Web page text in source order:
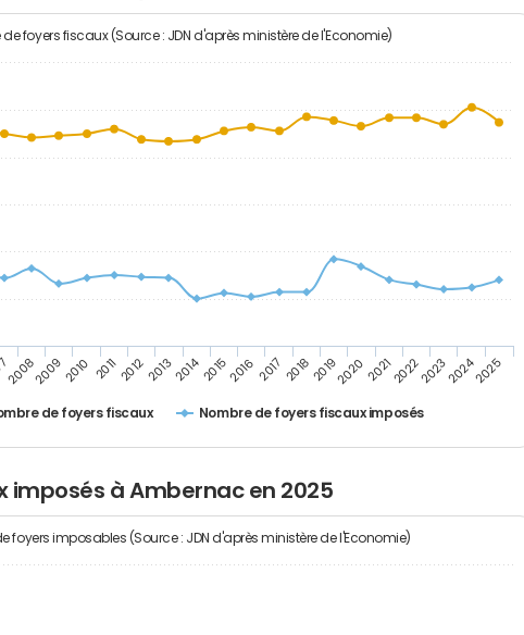
foyers fiscaux (Source : JDN d'après ministère de l'Economie)
de foyers fiscaux Nombre de foyers fiscaux imposés
200820092010 201120122013201420152016 2017 20182019202020212022202320242025
imposés à Ambernac en 2025
foyers imposables (Source : JDN d'après ministère de l'Economie)